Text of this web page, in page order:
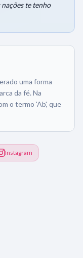
te tenho
uma forma
da fé. Na
o termo 'Ab', que
Instagram